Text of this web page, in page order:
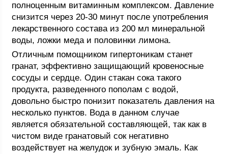
полноценным витаминным комплексом. Давление
снизится через 20-30 минут после употребления
лекарственного состава из 200 мл минеральной
воды, ложки меда и половинки лимона.
Отличным помощником гипертоникам станет
гранат, эффективно защищающий кровеносные
сосуды и сердце. Один стакан сока такого
продукта, разведенного пополам с водой,
довольно быстро понизит показатель давления на
несколько пунктов. Вода в данном случае
является обязательной составляющей, так как в
чистом виде гранатовый сок негативно
воздействует на желудок и зубную эмаль. Как